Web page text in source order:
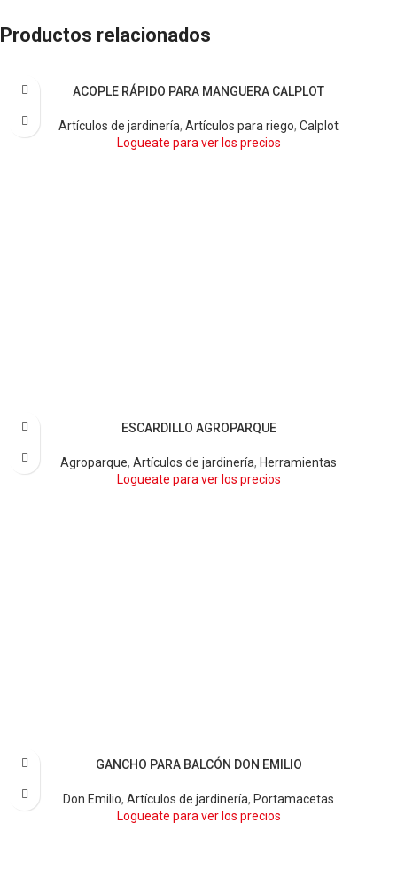
Productos relacionados
ACOPLE RÁPIDO PARA MANGUERA CALPLOT
Artículos de jardinería, Artículos para riego, Calplot
Logueate para ver los precios
ESCARDILLO AGROPARQUE
Agroparque, Artículos de jardinería, Herramientas
Logueate para ver los precios
GANCHO PARA BALCÓN DON EMILIO
Don Emilio, Artículos de jardinería, Portamacetas
Logueate para ver los precios